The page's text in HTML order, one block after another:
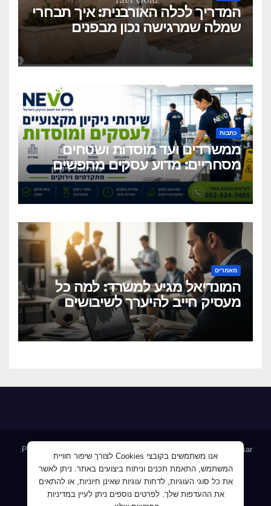
המדריך לכלה האורבנית: איך תבחרי
שמלה שמרגישה נכון מבפנים
ונראית מושלם מבחוץ?
כתבות
ממשרדים ועד מוסדות ושטחים
מסחריים: מדוע עסקים מחפשים
כיום שירותי ניקיון מקצועיים
וגמישים?
מאמרים
המונדיאל מגיע למשרד: למה כל
מעסיק חייב להיערך לשיבושים
הקרובים
Proudly powered by WordPress Themeansar
HomeAllJobs – אלפי מעסיקים ומועמדים Blog
JobMaster דרושים ומחפשי עבודה Jobnet אתר מודעות הדרושים
אנו משתמשים בקובצי Cookies לצורך שיפור חוויית
המשתמש, התאמת תכנים וניתוח ביצועים באתר. ניתן לאשר
את כל סוגי העוגיות, לדחות עוגיות שאינן חיוניות, או להתאים
את ההעדפות שלך. לפרטים נוספים ניתן לעיין במדיניות